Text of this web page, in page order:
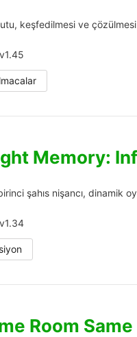
keşfedilmesi ve
v1.45
Memory:
birinci şahıs nişancı, dinamik
v1.34
Room Same